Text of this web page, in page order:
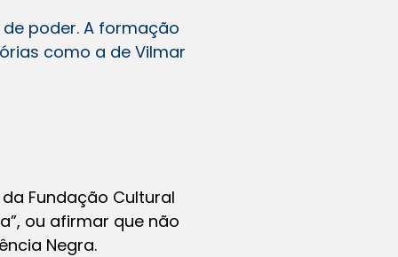
poder. A formação
como a de Vilmar
Fundação Cultural
ou afirmar que não
Negra.